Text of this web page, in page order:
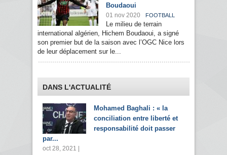
Boudaoui
01 nov 2020 FOOTBALL
Le milieu de terrain
international algérien, Hichem Boudaoui, a signé
son premier but de la saison avec l’OGC Nice lors
de leur déplacement sur le...
DANS L'ACTUALITÉ
Mohamed Baghali : « la
conciliation entre liberté et
responsabilité doit passer
par...
oct 28, 2021 |